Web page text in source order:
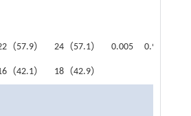
（57.9） 24（57.1） 0.005 0.946
（42.1） 18（42.9）